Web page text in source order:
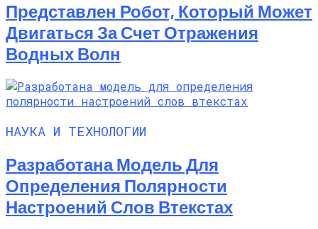
Представлен Робот, Который Может
Двигаться За Счет Отражения
Водных Волн
НАУКА И ТЕХНОЛОГИИ
Разработана Модель Для
Определения Полярности
Настроений Слов Втекстах